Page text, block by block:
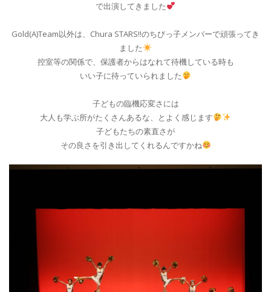
で出演してきました
Gold(A)Team以外は、Chura STARS‼︎のちびっ子メンバーで頑張ってき
ました
控室等の関係で、保護者からはなれて待機している時も
いい子に待っていられました
子どもの臨機応変さには
大人も学ぶ所がたくさんあるな、とよく感じます
子どもたちの素直さが
その良さを引き出してくれるんですかね